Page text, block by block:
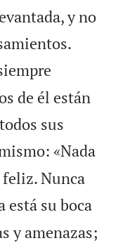
y no
de él están
sus
«Nada
feliz. Nunca
está su boca
y amenazas;